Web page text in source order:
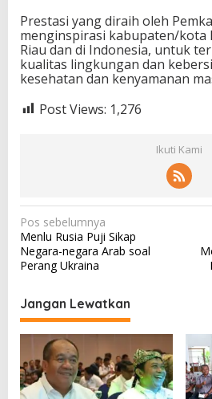
Prestasi yang diraih oleh
menginspirasi kabupaten/kota
Riau dan di Indonesia, untuk
kualitas lingkungan dan
kesehatan dan kenyamanan
Post Views: 1,276
Ikuti Kami
N
a
v
g
a
s
i
Pos sebelumnya
Menlu Rusia Puji Sikap
Negara-negara Arab soal
Perang Ukraina
Jangan Lewatkan